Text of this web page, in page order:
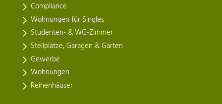
Compliance
Wohnungen für Singles
Studenten- & WG-Zimmer
Stellplätze, Garagen & Gärten
Gewerbe
Wohnungen
Reihenhäuser